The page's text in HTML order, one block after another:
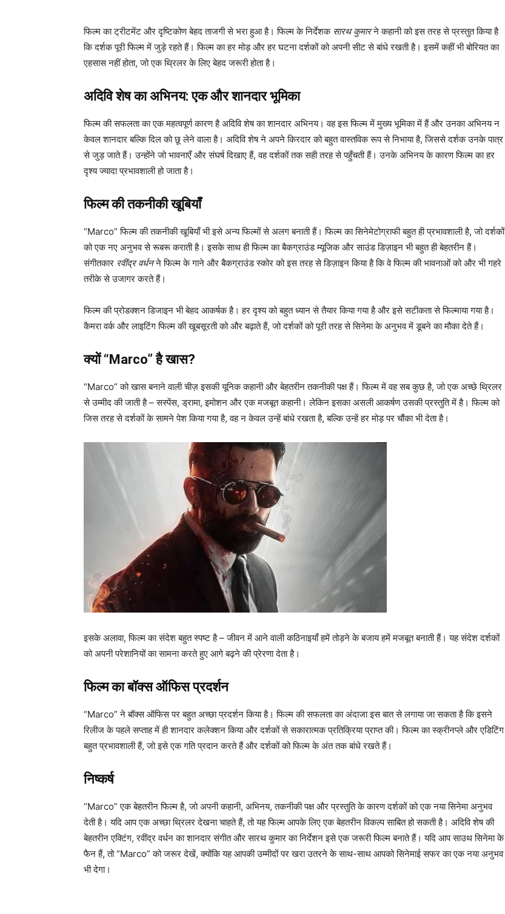
फिल्म का ट्रीटमेंट और दृष्टिकोण बेहद ताजगी से भरा हुआ है। फिल्म के निर्देशक सारथ कुमारने कहानी को इस तरह से प्रस्तुत किया है
कि दर्शक पूरी फिल्म में जुड़े रहते हैं। फिल्म का हर मोड़ और हर घटना दर्शकों को अपनी सीट से बांधे रखती है। इसमें कहीं भी बोरियत का
एहसास नहीं होता, जो एक थ्रिलर के लिए बेहद जरूरी होता है।
अदिवि शेष का अभिनय: एक और शानदार भूमिका
फिल्म की सफलता का एक महत्वपूर्ण कारण है अदिवि शेष का शानदार अभिनय। वह इस फिल्म में मुख्य भूमिका में हैं और उनका अभिनय न
केवल शानदार बल्कि दिल को छू लेने वाला है। अदिवि शेष ने अपने किरदार को बहुत वास्तविक रूप से निभाया है, जिससे दर्शक उनके पात्र
से जुड़ जाते हैं। उन्होंने जो भावनाएँ और संघर्ष दिखाए हैं, वह दर्शकों तक सही तरह से पहुँचती हैं। उनके अभिनय के कारण फिल्म का हर
दृश्य ज्यादा प्रभावशाली हो जाता है।
फिल्म की तकनीकी खूबियाँ
“Marco” फिल्म की तकनीकी खूबियाँ भी इसे अन्य फिल्मों से अलग बनाती हैं। फिल्म का सिनेमेटोग्राफी बहुत ही प्रभावशाली है, जो दर्शकों
को एक नए अनुभव से रूबरू कराती है। इसके साथ ही फिल्म का बैकग्राउंड म्यूजिक और साउंड डिज़ाइन भी बहुत ही बेहतरीन हैं।
संगीतकार रवींद्र वर्धनने फिल्म के गाने और बैकग्राउंड स्कोर को इस तरह से डिज़ाइन किया है कि वे फिल्म की भावनाओं को और भी गहरे
तरीके से उजागर करते हैं।
फिल्म की प्रोडक्शन डिजाइन भी बेहद आकर्षक है। हर दृश्य को बहुत ध्यान से तैयार किया गया है और इसे सटीकता से फिल्माया गया है।
कैमरा वर्क और लाइटिंग फिल्म की खूबसूरती को और बढ़ाते हैं, जो दर्शकों को पूरी तरह से सिनेमा के अनुभव में डूबने का मौका देते हैं।
क्यों “Marco” है खास?
“Marco” को खास बनाने वाली चीज़ इसकी यूनिक कहानी और बेहतरीन तकनीकी पक्ष हैं। फिल्म में वह सब कुछ है, जो एक अच्छे थ्रिलर
से उम्मीद की जाती है – सस्पेंस, ड्रामा, इमोशन और एक मजबूत कहानी। लेकिन इसका असली आकर्षण उसकी प्रस्तुति में है। फिल्म को
जिस तरह से दर्शकों के सामने पेश किया गया है, वह न केवल उन्हें बांधे रखता है, बल्कि उन्हें हर मोड़ पर चौंका भी देता है।
इसके अलावा, फिल्म का संदेश बहुत स्पष्ट है – जीवन में आने वाली कठिनाइयाँ हमें तोड़ने के बजाय हमें मजबूत बनाती हैं। यह संदेश दर्शकों
को अपनी परेशानियों का सामना करते हुए आगे बढ़ने की प्रेरणा देता है।
फिल्म का बॉक्स ऑफिस प्रदर्शन
“Marco” ने बॉक्स ऑफिस पर बहुत अच्छा प्रदर्शन किया है। फिल्म की सफलता का अंदाजा इस बात से लगाया जा सकता है कि इसने
रिलीज के पहले सप्ताह में ही शानदार कलेक्शन किया और दर्शकों से सकारात्मक प्रतिक्रिया प्राप्त की। फिल्म का स्क्रीनप्ले और एडिटिंग
बहुत प्रभावशाली हैं, जो इसे एक गति प्रदान करते हैं और दर्शकों को फिल्म के अंत तक बांधे रखते हैं।
निष्कर्ष
“Marco” एक बेहतरीन फिल्म है, जो अपनी कहानी, अभिनय, तकनीकी पक्ष और प्रस्तुति के कारण दर्शकों को एक नया सिनेमा अनुभव
देती है। यदि आप एक अच्छा थ्रिलर देखना चाहते हैं, तो यह फिल्म आपके लिए एक बेहतरीन विकल्प साबित हो सकती है। अदिवि शेष की
बेहतरीन एक्टिंग, रवींद्र वर्धन का शानदार संगीत और सारथ कुमार का निर्देशन इसे एक जरूरी फिल्म बनाते हैं। यदि आप साउथ सिनेमा के
फैन हैं, तो “Marco” को जरूर देखें, क्योंकि यह आपकी उम्मीदों पर खरा उतरने के साथ-साथ आपको सिनेमाई सफर का एक नया अनुभव
भी देगा।